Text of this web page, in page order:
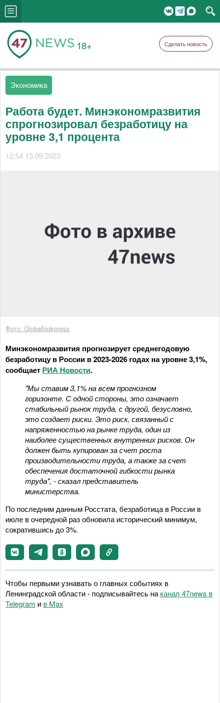
18+ Сделать новость
Экономика
Работа будет. Минэкономразвития
спрогнозировал безработицу на
уровне 3,1 процента
12:54 13.09.2023
Фото: Globallookpress
Минэкономразвития прогнозирует среднегодовую
безработицу в России в 2023-2026 годах на уровне 3,1%,
сообщает РИА Новости.
"Мы ставим 3,1% на всем прогнозном
горизонте. С одной стороны, это означает
стабильный рынок труда, с другой, безусловно,
это создает риски. Это риск, связанный с
напряженностью на рынке труда, один из
наиболее существенных внутренних рисков. Он
должен быть купирован за счет роста
производительности труда, а также за счет
обеспечения достаточной гибкости рынка
труда", - сказал представитель
министерства.
По последним данным Росстата, безработица в России в
июле в очередной раз обновила исторический минимум,
сократившись до 3%.
Чтобы первыми узнавать о главных событиях в
Ленинградской области - подписывайтесь на канал 47news в
Telegram и в Maх